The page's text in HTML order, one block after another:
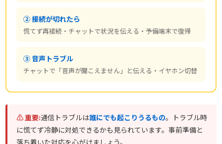
② 接続が切れたら
慌てず再接続・チャットで状況を伝える・予備端末で復帰
③ 音声トラブル
チャットで「音声が聞こえません」と伝える・イヤホン切替
⚠ 重要:通信トラブルは誰にでも起こりうるもの。トラブル時
に慌てず冷静に対処できるかも見られています。事前準備と